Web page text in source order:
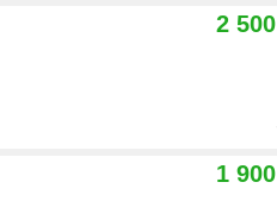
2 500
1 900